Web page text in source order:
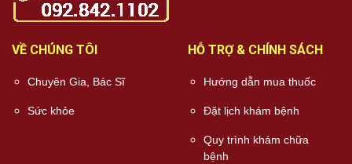
VỀ CHÚNG TÔI
Chuyên Gia, Bác Sĩ
Sức khỏe
HỖ TRỢ & CHÍNH SÁCH
Hướng dẫn mua thuốc
Đặt lịch khám bệnh
Quy trình khám chữa
bệnh